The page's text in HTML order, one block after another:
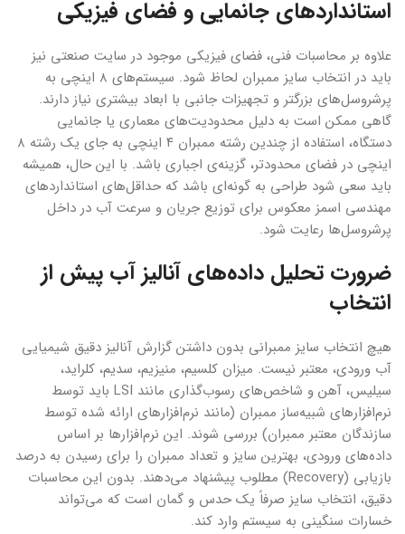
استانداردهای جانمایی و فضای فیزیکی
علاوه بر محاسبات فنی، فضای فیزیکی موجود در سایت صنعتی نیز
باید در انتخاب سایز ممبران لحاظ شود. سیستم‌های ۸ اینچی به
پرشروسل‌های بزرگتر و تجهیزات جانبی با ابعاد بیشتری نیاز دارند.
گاهی ممکن است به دلیل محدودیت‌های معماری یا جانمایی
دستگاه، استفاده از چندین رشته ممبران ۴ اینچی به جای یک رشته ۸
اینچی در فضای محدودتر، گزینه‌ی اجباری باشد. با این حال، همیشه
باید سعی شود طراحی به گونه‌ای باشد که حداقل‌های استانداردهای
مهندسی اسمز معکوس برای توزیع جریان و سرعت آب در داخل
پرشروسل‌ها رعایت شود.
ضرورت تحلیل داده‌های آنالیز آب پیش از
انتخاب
هیچ انتخاب سایز ممبرانی بدون داشتن گزارش آنالیز دقیق شیمیایی
آب ورودی، معتبر نیست. میزان کلسیم، منیزیم، سدیم، کلراید،
سیلیس، آهن و شاخص‌های رسوب‌گذاری مانند LSI باید توسط
نرم‌افزارهای شبیه‌ساز ممبران (مانند نرم‌افزارهای ارائه شده توسط
سازندگان معتبر ممبران) بررسی شوند. این نرم‌افزارها بر اساس
داده‌های ورودی، بهترین سایز و تعداد ممبران را برای رسیدن به درصد
بازیابی (Recovery) مطلوب پیشنهاد می‌دهند. بدون این محاسبات
دقیق، انتخاب سایز صرفاً یک حدس و گمان است که می‌تواند
خسارات سنگینی به سیستم وارد کند.